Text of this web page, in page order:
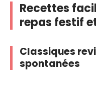
Recettes
repas festif
Classiques
spontanées